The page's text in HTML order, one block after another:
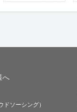
へ
ドソーシング）